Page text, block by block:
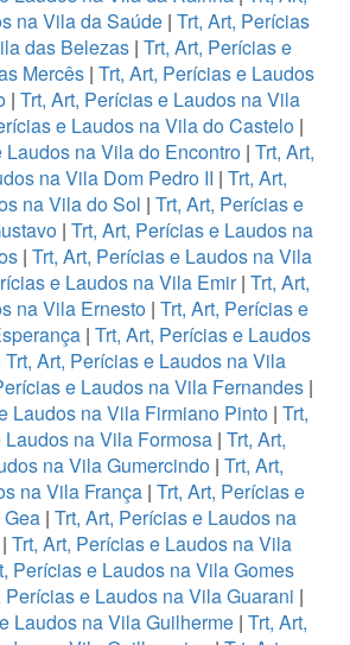
na Vila da Saúde| Trt, Art, Perícias
das Belezas| Trt, Art, Perícias e
Mercês| Trt, Art, Perícias e Laudos
| Trt, Art, Perícias e Laudos na Vila
e Laudos na Vila do Castelo |
Laudos na Vila do Encontro | Trt, Art,
na Vila Dom Pedro II | Trt, Art,
na Vila do Sol | Trt, Art, Perícias e
| Trt, Art, Perícias e Laudos na
| Trt, Art, Perícias e Laudos na Vila
e Laudos na Vila Emir| Trt, Art,
na Vila Ernesto | Trt, Art, Perícias e
| Trt, Art, Perícias e Laudos
Trt, Art, Perícias e Laudos na Vila
e Laudos na Vila Fernandes |
Laudos na Vila Firmiano Pinto | Trt,
na Vila Formosa| Trt, Art,
na Vila Gumercindo| Trt, Art,
na Vila França | Trt, Art, Perícias e
| Trt, Art, Perícias e Laudos na
| Trt, Art, Perícias e Laudos na Vila
Perícias e Laudos na Vila Gomes
Perícias e Laudos na Vila Guarani |
Laudos na Vila Guilherme | Trt, Art,